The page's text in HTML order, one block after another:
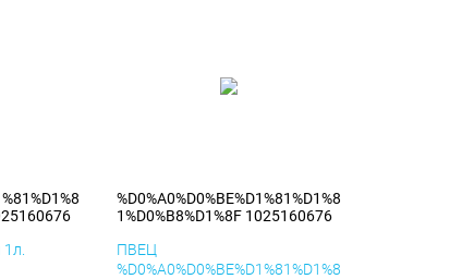
%D0%A0%D0%BE%D1%81%D1%8
1%D0%B8%D1%8F 1025160676
ПВЕЦ
%D0%A0%D0%BE%D1%81%D1%8